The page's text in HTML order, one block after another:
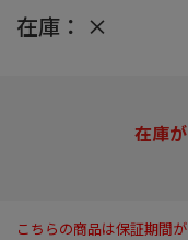
在庫： ×
在庫
こちらの商品は保証期間